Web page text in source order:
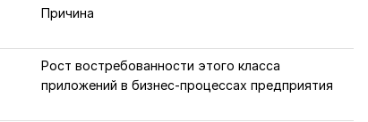
Причина
Рост востребованности этого класса
приложений в бизнес-процессах предприятия